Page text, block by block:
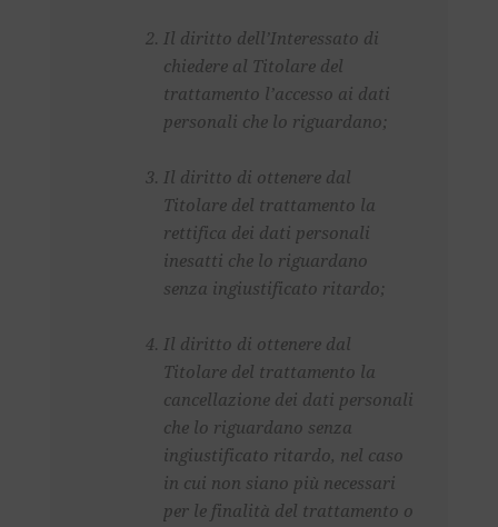
Il diritto dell’Interessato di
chiedere al Titolare del
trattamento l’accesso ai dati
personali che lo riguardano;
Il diritto di ottenere dal
Titolare del trattamento la
rettifica dei dati personali
inesatti che lo riguardano
senza ingiustificato ritardo;
Il diritto di ottenere dal
Titolare del trattamento la
cancellazione dei dati personali
che lo riguardano senza
ingiustificato ritardo, nel caso
in cui non siano più necessari
per le finalità del trattamento o